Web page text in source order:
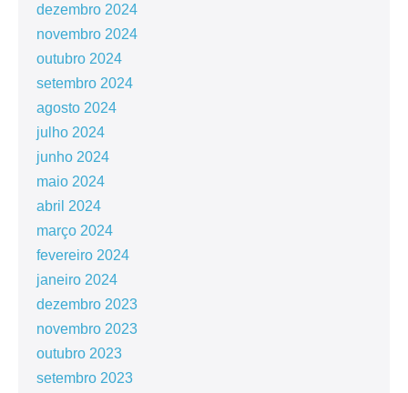
dezembro 2024
novembro 2024
outubro 2024
setembro 2024
agosto 2024
julho 2024
junho 2024
maio 2024
abril 2024
março 2024
fevereiro 2024
janeiro 2024
dezembro 2023
novembro 2023
outubro 2023
setembro 2023